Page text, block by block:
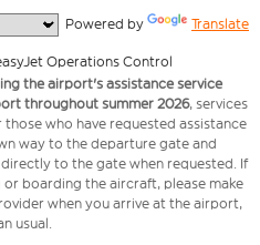
Powered by Translate
Operations Control
the airport's assistance service
throughout summer 2026, services
who have requested assistance
way to the departure gate and
to the gate when requested. If
boarding the aircraft, please make
when you arrive at the airport,
usual.